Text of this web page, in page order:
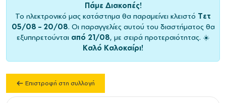
Πάμε Διακοπές!
Το ηλεκτρονικό μας κατάστημα θα παραμείνει κλειστό Τετ
05/08 – 20/08. Οι παραγγελίες αυτού του διαστήματος θα
εξυπηρετούνται από 21/08, με σειρά προτεραιότητας. ☀️
Καλό Καλοκαίρι!
Επιστροφή στη συλλογή